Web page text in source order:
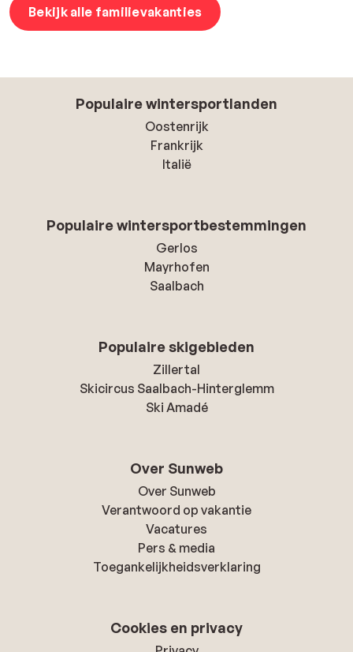
Bekijk alle familievakanties
Populaire wintersportlanden
Oostenrijk
Frankrijk
Italië
Populaire wintersportbestemmingen
Gerlos
Mayrhofen
Saalbach
Populaire skigebieden
Zillertal
Skicircus Saalbach-Hinterglemm
Ski Amadé
Over Sunweb
Over Sunweb
Verantwoord op vakantie
Vacatures
Pers & media
Toegankelijkheidsverklaring
Cookies en privacy